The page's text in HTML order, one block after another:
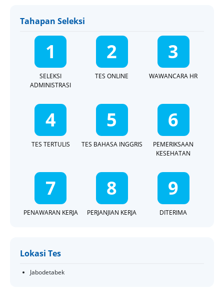
Tahapan Seleksi
1
SELEKSI
ADMINISTRASI
2
TES ONLINE
3
WAWANCARA HR
4
TES TERTULIS
5
TES BAHASA INGGRIS
6
PEMERIKSAAN
KESEHATAN
7
PENAWARAN KERJA
8
PERJANJIAN KERJA
9
DITERIMA
Lokasi Tes
Jabodetabek